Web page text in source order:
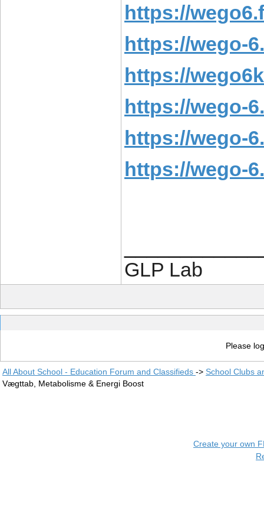
https://
https://wego-
https://
https://wego-
https://wego-
https://wego-
GLP Lab
Please
All About School - Education Forum and Classifieds -> School Clubs
Vægttab, Metabolisme & Energi Boost
Create your own